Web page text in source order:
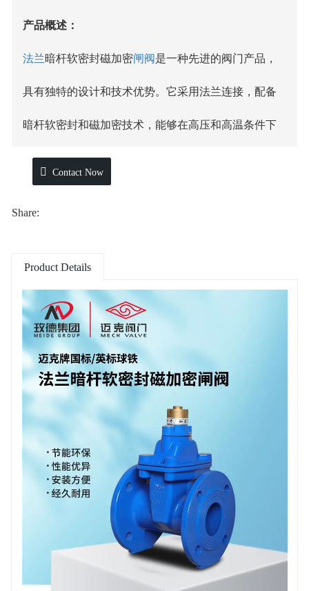
产品概述：
法兰暗杆软密封磁加密闸阀是一种先进的阀门产品，
具有独特的设计和技术优势。它采用法兰连接，配备
暗杆软密封和磁加密技术，能够在高压和高温条件下
提供可靠的密封和流体控制。
参数标准：
应用领域：
工程领域：
Contact Now
Share:
Product Details